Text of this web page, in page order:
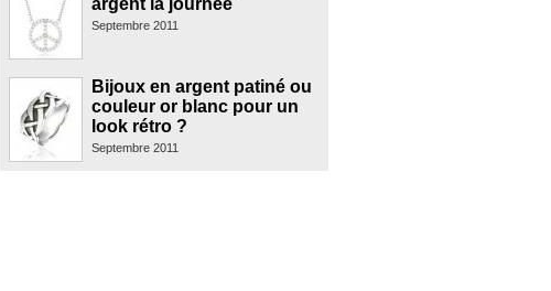
Septembre 2011
Bijoux en argent patiné ou
couleur or blanc pour un
look rétro ?
Septembre 2011